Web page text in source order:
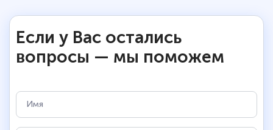
Если у Вас остались
вопросы — мы поможем